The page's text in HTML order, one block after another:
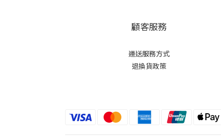
顧客服務
運送服務方式
退換貨政策